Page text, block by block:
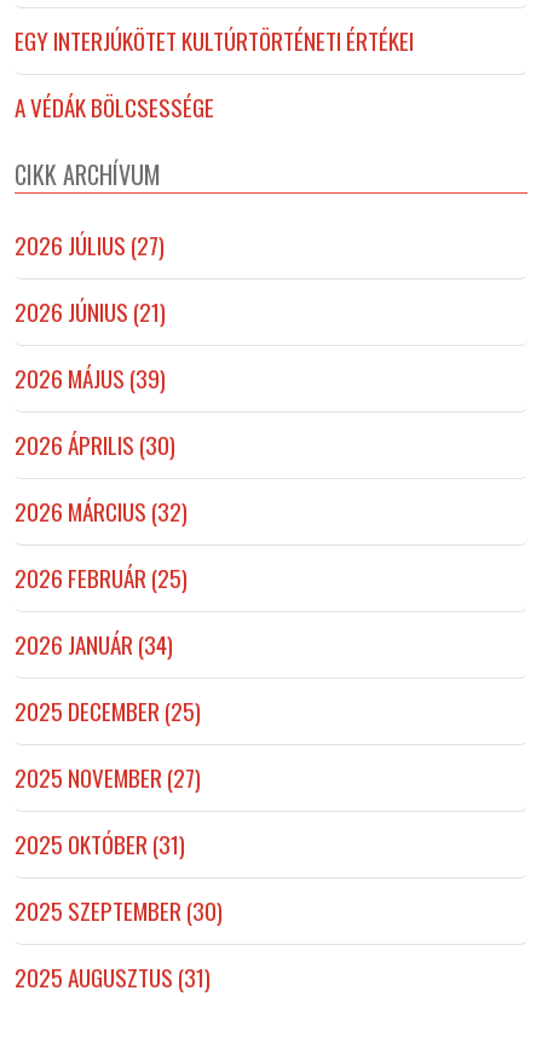
EGY INTERJÚKÖTET KULTÚRTÖRTÉNETI ÉRTÉKEI
A VÉDÁK BÖLCSESSÉGE
CIKK ARCHÍVUM
2026 JÚLIUS (27)
2026 JÚNIUS (21)
2026 MÁJUS (39)
2026 ÁPRILIS (30)
2026 MÁRCIUS (32)
2026 FEBRUÁR (25)
2026 JANUÁR (34)
2025 DECEMBER (25)
2025 NOVEMBER (27)
2025 OKTÓBER (31)
2025 SZEPTEMBER (30)
2025 AUGUSZTUS (31)